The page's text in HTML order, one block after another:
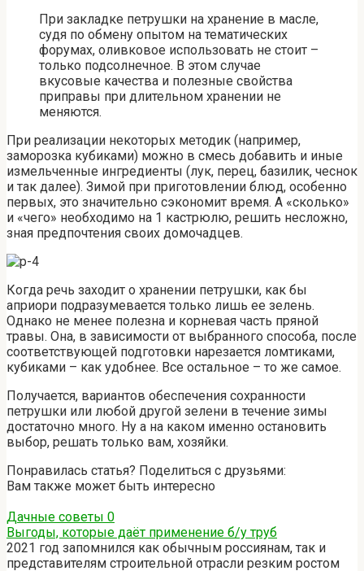
При закладке петрушки на хранение в масле,
судя по обмену опытом на тематических
форумах, оливковое использовать не стоит –
только подсолнечное. В этом случае
вкусовые качества и полезные свойства
приправы при длительном хранении не
меняются.
При реализации некоторых методик (например,
заморозка кубиками) можно в смесь добавить и иные
измельченные ингредиенты (лук, перец, базилик, чеснок
и так далее). Зимой при приготовлении блюд, особенно
первых, это значительно сэкономит время. А «сколько»
и «чего» необходимо на 1 кастрюлю, решить несложно,
зная предпочтения своих домочадцев.
Когда речь заходит о хранении петрушки, как бы
априори подразумевается только лишь ее зелень.
Однако не менее полезна и корневая часть пряной
травы. Она, в зависимости от выбранного способа, после
соответствующей подготовки нарезается ломтиками,
кубиками – как удобнее. Все остальное – то же самое.
Получается, вариантов обеспечения сохранности
петрушки или любой другой зелени в течение зимы
достаточно много. Ну а на каком именно остановить
выбор, решать только вам, хозяйки.
Понравилась статья? Поделиться с друзьями:
Вам также может быть интересно
Дачные советы 0
Выгоды, которые даёт применение б/у труб
2021 год запомнился как обычным россиянам, так и
представителям строительной отрасли резким ростом